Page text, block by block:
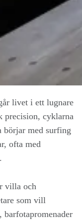
livet i ett lugnare
precision, cyklarna
börjar med surfing
ofta med
villa och
som vill